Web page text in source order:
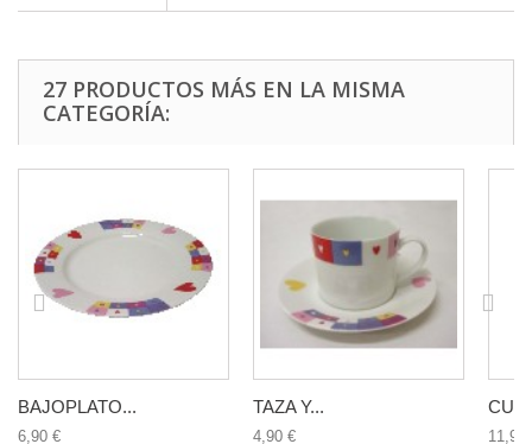
27 PRODUCTOS MÁS EN LA MISMA
CATEGORÍA:
BAJOPLATO...
6,90 €
TAZA Y...
4,90 € 11,90